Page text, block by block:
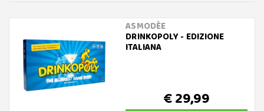
ASMODÈE
DRINKOPOLY - EDIZIONE
ITALIANA
€ 29,99